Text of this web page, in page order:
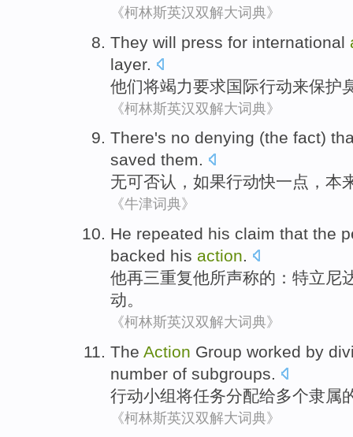
《柯林斯英汉双解大词典》
They will press for international
layer.
他们将竭力要求国际行动来保护
《柯林斯英汉双解大词典》
There's no denying (the fact)
saved them.
无可否认，如果行动快一点 ， 本
《牛津词典》
He repeated his claim that the
backed his action.
他再三重复他所声称的 ： 特立尼
动。
《柯林斯英汉双解大词典》
The Action Group worked by
number of subgroups.
行动小组将任务分配给多个隶属
《柯林斯英汉双解大词典》